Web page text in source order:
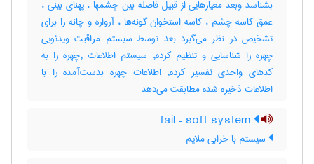
بشناسد وبعد معیارهایی از قبیل فاصله بین چشمها ، پهنای بینی ،
عمق کاسه چشم ، کاسه استخوان گونه‌ها ، آرواره و چانه را برای
تشخیص در نظر می‌گیرد بعد توسط سیستم مراقبت ویدئویی
چهره را شناسایی و تنظیم کرده, سیستم اطلاعات ,چهره را به
کدهای واحدی تفسیر کرده, اطلاعات چهره بدست‌آمده را با
اطلاعات ذخیره شده مطابقت می‌دهد
سیستم با خرابی ملایم